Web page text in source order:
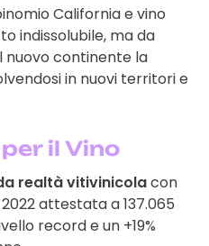
California e vino
indissolubile, ma da
continente la
in nuovi territori e
il Vino
realtà vitivinicolacon
attestata a 137.065
record e un +19%